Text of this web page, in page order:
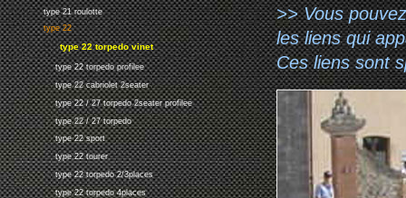
type 21 roulotte
type 22
type 22 torpedo vinet
type 22 torpedo profilee
type 22 cabriolet 2seater
type 22 / 27 torpedo 2seater profilee
type 22 / 27 torpedo
type 22 sport
type 22 tourer
type 22 torpedo 2/3places
type 22 torpedo 4places
>> Vous
les liens qui
Ces liens sont